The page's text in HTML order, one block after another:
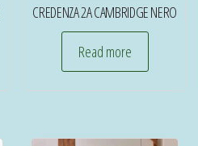
CREDENZA 2A CAMBRIDGE NERO
Read more